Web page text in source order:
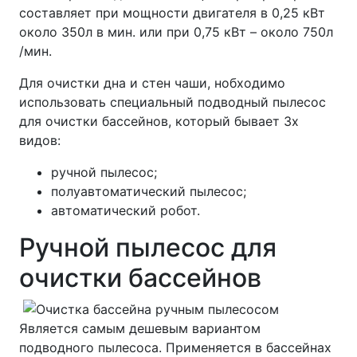
составляет при мощности двигателя в 0,25 кВт
около 350л в мин. или при 0,75 кВт – около 750л
/мин.
Для очистки дна и стен чаши, нобходимо
использовать специальный подводный пылесос
для очистки бассейнов, который бывает 3х
видов:
ручной пылесос;
полуавтоматический пылесос;
автоматический робот.
Ручной пылесос для
очистки бассейнов
Является самым дешевым вариантом
подводного пылесоса. Применяется в бассейнах